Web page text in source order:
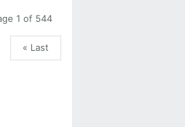
1 of 544
Last »